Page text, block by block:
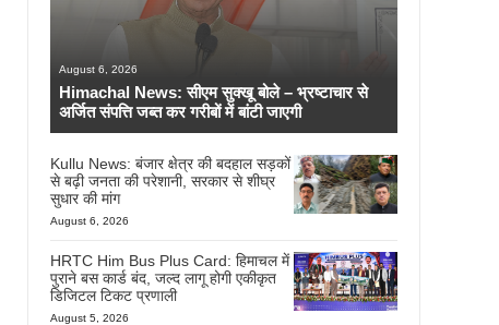
August 6, 2026
Himachal News: सीएम सुक्खू बोले – भ्रष्टाचार से
अर्जित संपत्ति जब्त कर गरीबों में बांटी जाएगी
Kullu News: बंजार क्षेत्र की बदहाल सड़कों
से बढ़ी जनता की परेशानी, सरकार से शीघ्र
सुधार की मांग
August 6, 2026
HRTC Him Bus Plus Card: हिमाचल में
पुराने बस कार्ड बंद, जल्द लागू होगी एकीकृत
डिजिटल टिकट प्रणाली
August 5, 2026